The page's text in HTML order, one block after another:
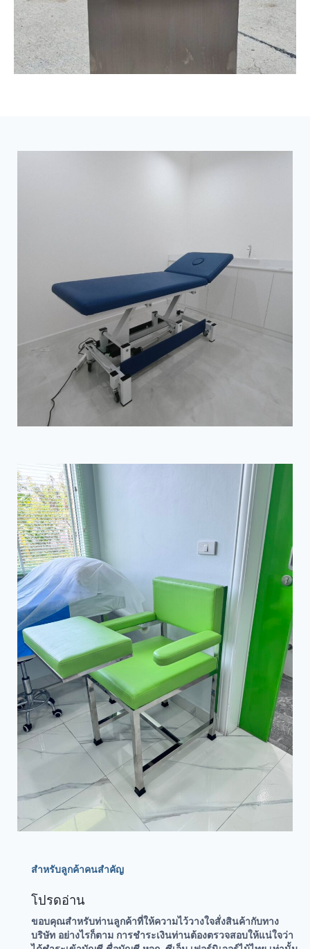
สำหรับลูกค้าคนสำคัญ
โปรดอ่าน
ขอบคุณสำหรับท่านลูกค้าที่ให้ความไว้วางใจสั่งสินค้ากับทาง
บริษัท อย่างไรก็ตาม การชำระเงินท่านต้องตรวจสอบให้แน่ใจว่า